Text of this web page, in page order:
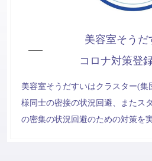
美容室そうだ
コロナ対策登
美容室そうだすいはクラスター(集
様同士の密接の状況回避、またス
の密集の状況回避のための対策を